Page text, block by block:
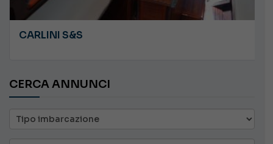
CARLINI S&S
CERCA ANNUNCI